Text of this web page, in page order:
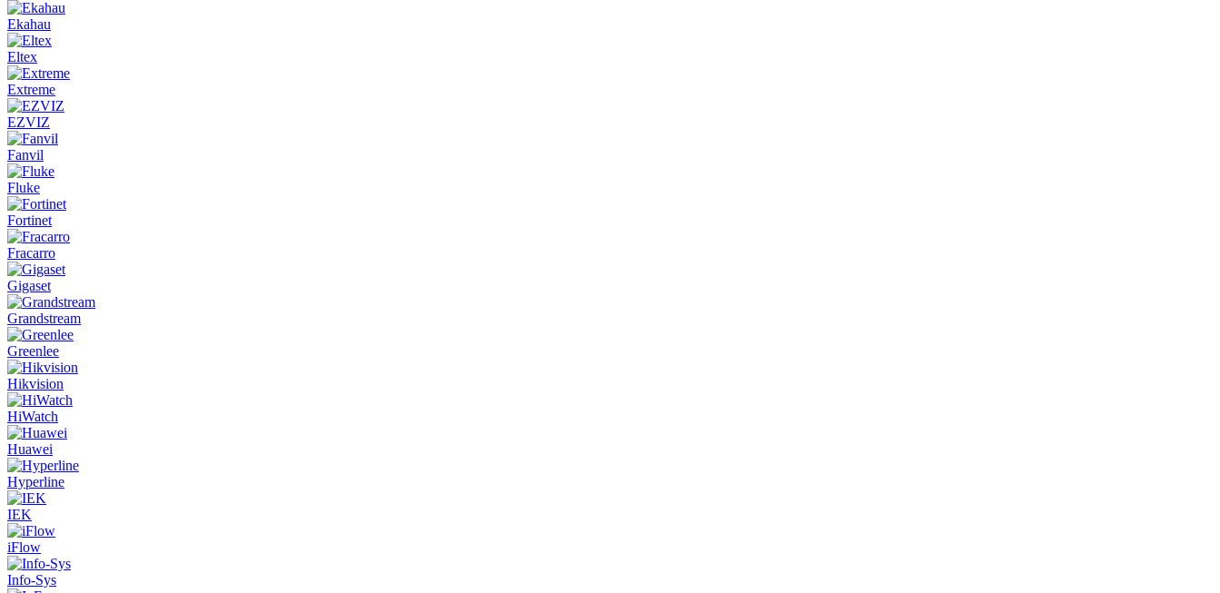
Ekahau
Eltex
Extreme
EZVIZ
Fanvil
Fluke
Fortinet
Fracarro
Gigaset
Grandstream
Greenlee
Hikvision
HiWatch
Huawei
Hyperline
IEK
iFlow
Info-Sys